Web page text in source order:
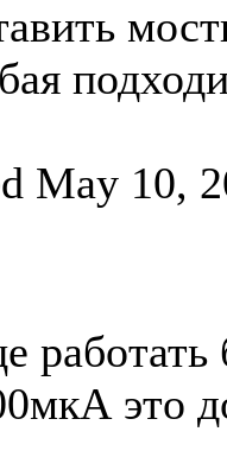
May 10,
работать
это